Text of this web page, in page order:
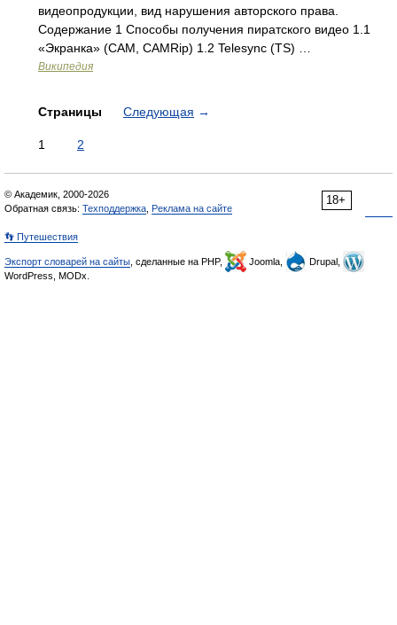
видеопродукции, вид нарушения авторского права.
Содержание 1 Способы получения пиратского видео 1.1
«Экранка» (CAM, CAMRip) 1.2 Telesync (TS) …
Википедия
Страницы Следующая →
1 2
18+
© Академик, 2000-2026
Обратная связь: Техподдержка Реклама на сайте
👣 Путешествия
Экспорт словарей на сайты , сделанные на PHP, Joomla,
Drupal,
WordPress, MODx.